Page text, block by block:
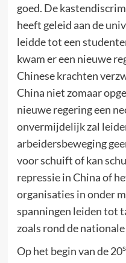
goed. De
heeft geleid aan de
leidde tot een
kwam er een nieuwe
Chinese krachten
China niet zomaar
nieuwe regering een
onvermijdelijk zal
arbeidersbeweging
voor schuift of kan
repressie in China of
organisaties in onder
spanningen leiden tot
zoals rond de
Op het begin van de 20